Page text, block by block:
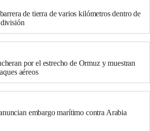
de tierra de varios kilómetros dentro de
por el estrecho de Ormuz y muestran
aéreos
embargo marítimo contra Arabia